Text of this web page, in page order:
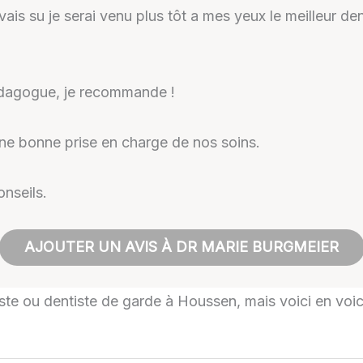
su je serai venu plus tôt a mes yeux le meilleur
je recommande !
bonne prise en charge de nos soins.
AJOUTER UN AVIS À DR MARIE BURGMEIER
ou dentiste de garde à Houssen, mais voici en